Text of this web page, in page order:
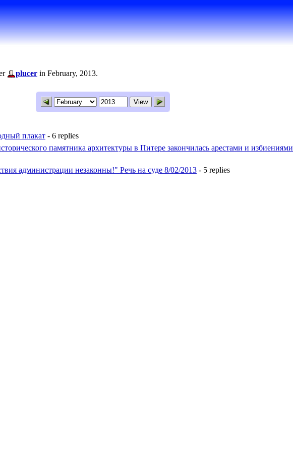
plucer in February, 2013.
плакат - 6 replies
памятника архитектуры в Питере закончилась арестами и избиениями
администрации незаконны!" Речь на суде 8/02/2013 - 5 replies